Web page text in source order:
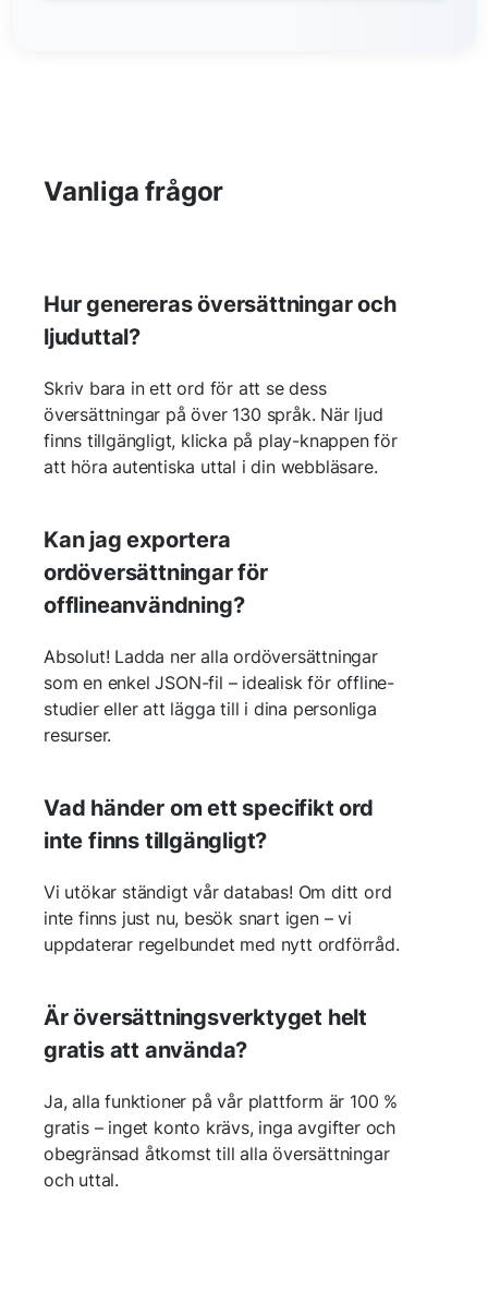
Vanliga frågor
Hur genereras översättningar och
ljuduttal?
Skriv bara in ett ord för att se dess
översättningar på över 130 språk. När ljud
finns tillgängligt, klicka på play-knappen för
att höra autentiska uttal i din webbläsare.
Kan jag exportera
ordöversättningar för
offlineanvändning?
Absolut! Ladda ner alla ordöversättningar
som en enkel JSON-fil – idealisk för offline-
studier eller att lägga till i dina personliga
resurser.
Vad händer om ett specifikt ord
inte finns tillgängligt?
Vi utökar ständigt vår databas! Om ditt ord
inte finns just nu, besök snart igen – vi
uppdaterar regelbundet med nytt ordförråd.
Är översättningsverktyget helt
gratis att använda?
Ja, alla funktioner på vår plattform är 100 %
gratis – inget konto krävs, inga avgifter och
obegränsad åtkomst till alla översättningar
och uttal.